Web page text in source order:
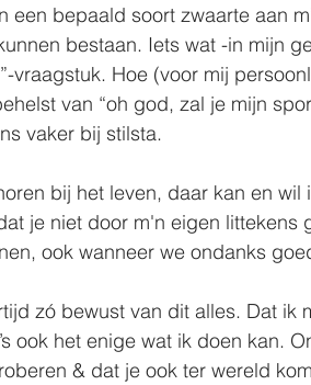
een bepaald soort zwaarte aan
bestaan. Iets wat -in mijn
vraagstuk. Hoe (voor mij
van “oh god, zal je mijn
vaker bij stilsta.
bij het leven, daar kan en
je niet door m'n eigen littekens
ook wanneer we ondanks
zó bewust van dit alles. Dat ik
ook het enige wat ik doen kan.
& dat je ook ter wereld